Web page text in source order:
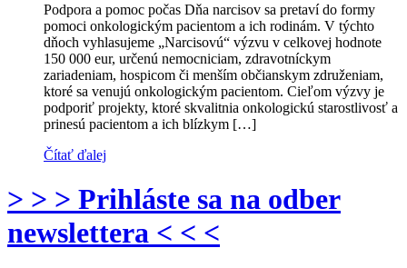
Podpora a pomoc počas Dňa narcisov sa pretaví do formy
pomoci onkologickým pacientom a ich rodinám. V týchto
dňoch vyhlasujeme „Narcisovú“ výzvu v celkovej hodnote
150 000 eur, určenú nemocniciam, zdravotníckym
zariadeniam, hospicom či menším občianskym združeniam,
ktoré sa venujú onkologickým pacientom. Cieľom výzvy je
podporiť projekty, ktoré skvalitnia onkologickú starostlivosť a
prinesú pacientom a ich blízkym […]
Čítať ďalej
> > > Prihláste sa na odber
newslettera < < <